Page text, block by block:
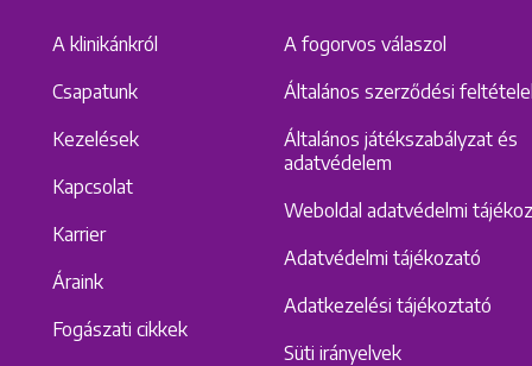
A klinikánkról
Csapatunk
Kezelések
Kapcsolat
Karrier
Áraink
Fogászati cikkek
A fogorvos válaszol
Általános szerződési
Általános játékszabályzat és
adatvédelem
Weboldal adatvédelmi
Adatvédelmi tájékozató
Adatkezelési tájékoztató
Süti irányelvek